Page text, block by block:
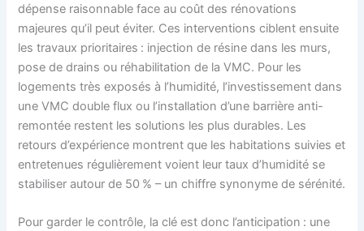
dépense raisonnable face au coût des rénovations
majeures qu’il peut éviter. Ces interventions ciblent ensuite
les travaux prioritaires : injection de résine dans les murs,
pose de drains ou réhabilitation de la VMC. Pour les
logements très exposés à l’humidité, l’investissement dans
une VMC double flux ou l’installation d’une barrière anti-
remontée restent les solutions les plus durables. Les
retours d’expérience montrent que les habitations suivies et
entretenues régulièrement voient leur taux d’humidité se
stabiliser autour de 50 % – un chiffre synonyme de sérénité.
Pour garder le contrôle, la clé est donc l’anticipation : une